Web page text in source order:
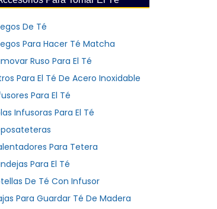
De Té
Para Hacer Té Matcha
Ruso Para El Té
Para El Té De Acero Inoxidable
Para El Té
Infusoras Para El Té
Para Tetera
Para El Té
De Té Con Infusor
Para Guardar Té De Madera